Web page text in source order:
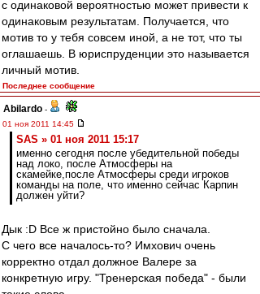
с одинаковой вероятностью может привести к
одинаковым результатам. Получается, что
мотив то у тебя совсем иной, а не тот, что ты
оглашаешь. В юриспруденции это называется
личный мотив.
Последнее сообщение
Abilardo -
01 ноя 2011 14:45
SAS » 01 ноя 2011 15:17
именно сегодня после убедительной победы
над локо, после Атмосферы на
скамейке,после Атмосферы среди игроков
команды на поле, что именно сейчас Карпин
должен уйти?
Дык :D Все ж пристойно было сначала.
С чего все началось-то? Имхович очень
корректно отдал должное Валере за
конкретную игру. "Тренерская победа" - были